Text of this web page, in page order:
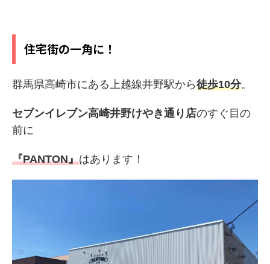
住宅街の一角に！
群馬県高崎市にある上越線井野駅から徒歩10分。
セブンイレブン高崎井野けやき通り店のすぐ目の
前に
『PANTON』はあります！